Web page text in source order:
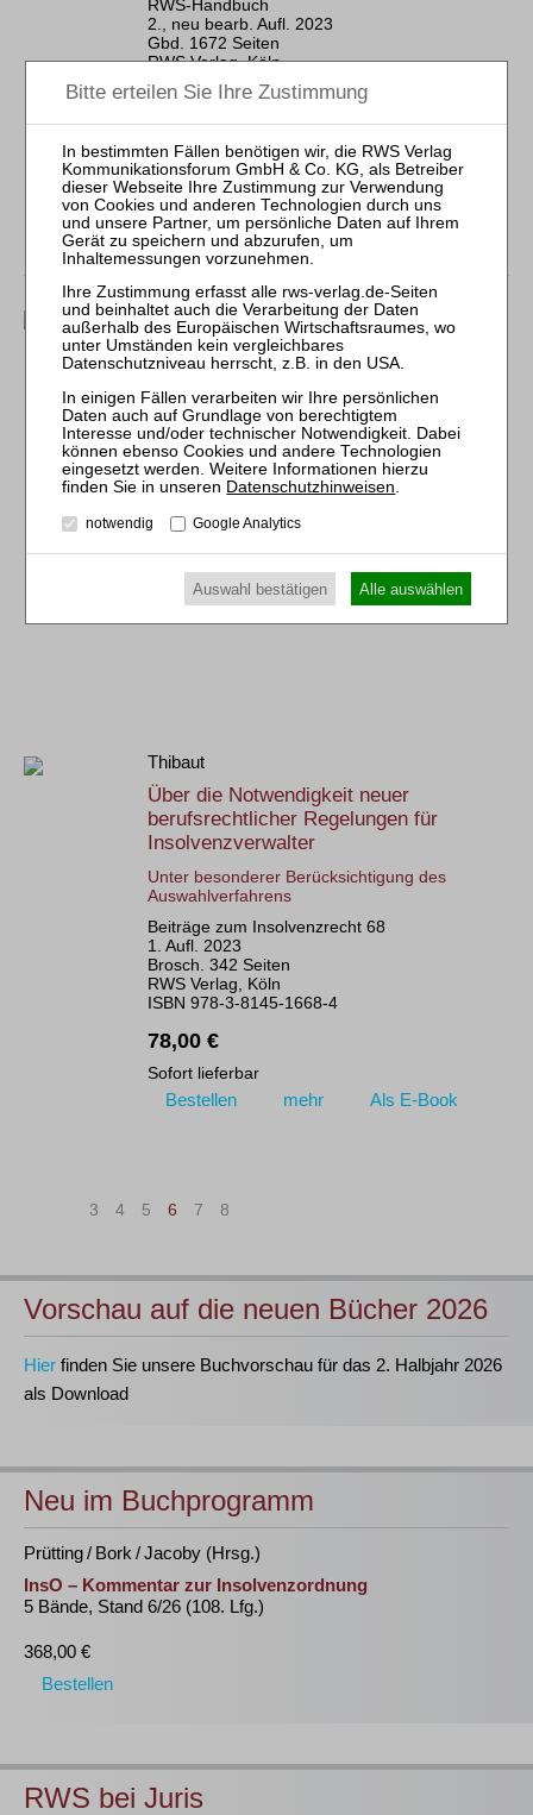
RWS-Handbuch
2., neu bearb. Aufl. 2023
Gbd. 1672 Seiten
RWS Verlag, Köln
ISBN 978-3-8145-9046-2
198,00 €
Sofort lieferbar
Bestellen mehr Als E-Book
Fritz / Schmittmann (Hrsg.)
SanInsKG
RWS-Kommentar
3., neu bearb. Aufl. 2023
Gbd. 392 Seiten
RWS Verlag, Köln
ISBN 978-3-8145-1025-5
108,00 €
Sofort lieferbar
Bestellen mehr Als E-Book
Thibaut
Über die Notwendigkeit neuer
berufsrechtlicher Regelungen für
Insolvenzverwalter
Unter besonderer Berücksichtigung des
Auswahlverfahrens
Beiträge zum Insolvenzrecht 68
1. Aufl. 2023
Brosch. 342 Seiten
RWS Verlag, Köln
ISBN 978-3-8145-1668-4
78,00 €
Sofort lieferbar
Bestellen mehr Als E-Book
3 4 5 6 7 8
Vorschau auf die neuen Bücher 2026
Hier finden Sie unsere Buchvorschau für das 2. Halbjahr 2026
als Download
Neu im Buchprogramm
Prütting / Bork / Jacoby (Hrsg.)
InsO – Kommentar zur Insolvenzordnung
5 Bände, Stand 6/26 (108. Lfg.)
368,00 €
Bestellen
RWS bei Juris
Datenschutzhinweisen
notwendig Google Analytics
Auswahl bestätigen Alle auswählen